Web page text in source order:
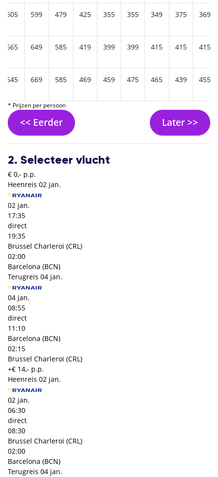
605 599 479 425 355 355 349 375 369
665 649 585 419 399 399 415 415 415
645 669 585 469 459 475 465 439 455
* Prijzen per persoon
<< Eerder Later >>
2. Selecteer vlucht
€ 0,- p.p.
Heenreis 02 jan.
02 jan.
17:35
direct
19:35
Brussel Charleroi (CRL)
02:00
Barcelona (BCN)
Terugreis 04 jan.
04 jan.
08:55
direct
11:10
Barcelona (BCN)
02:15
Brussel Charleroi (CRL)
+€ 14,- p.p.
Heenreis 02 jan.
02 jan.
06:30
direct
08:30
Brussel Charleroi (CRL)
02:00
Barcelona (BCN)
Terugreis 04 jan.